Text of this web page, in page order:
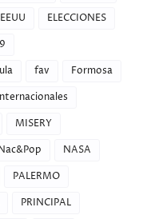
EEUU
ELECCIONES
fav
Formosa
MISERY
NASA
PALERMO
PRINCIPAL